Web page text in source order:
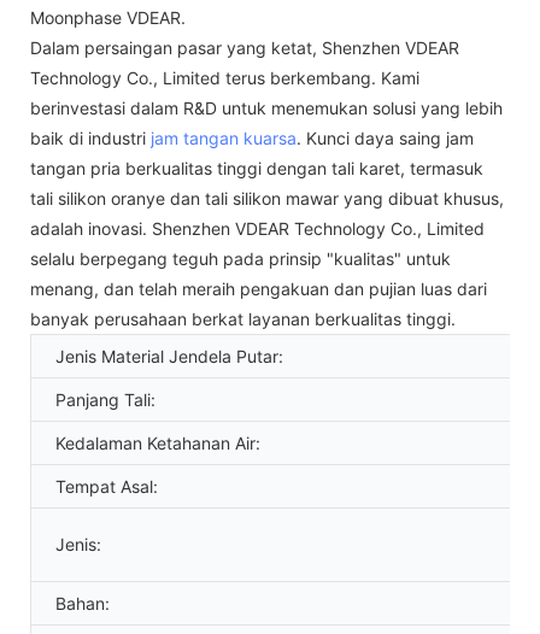
Moonphase VDEAR.
Dalam persaingan pasar yang ketat, Shenzhen VDEAR
Technology Co., Limited terus berkembang. Kami
berinvestasi dalam R&D untuk menemukan solusi yang lebih
baik di industri jam tangan kuarsa. Kunci daya saing jam
tangan pria berkualitas tinggi dengan tali karet, termasuk
tali silikon oranye dan tali silikon mawar yang dibuat khusus,
adalah inovasi. Shenzhen VDEAR Technology Co., Limited
selalu berpegang teguh pada prinsip "kualitas" untuk
menang, dan telah meraih pengakuan dan pujian luas dari
banyak perusahaan berkat layanan berkualitas tinggi.
Jenis Material Jendela Putar:
Panjang Tali:
Kedalaman Ketahanan Air:
Tempat Asal:
Jenis:
Bahan: